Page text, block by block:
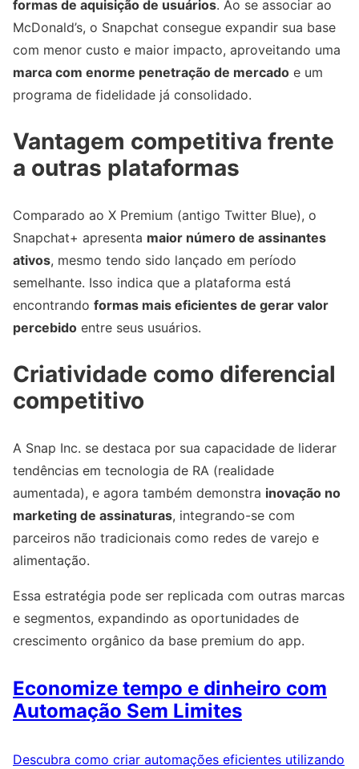
formas de aquisição de usuários. Ao se associar ao
McDonald’s, o Snapchat consegue expandir sua base
com menor custo e maior impacto, aproveitando uma
marca com enorme penetração de mercado e um
programa de fidelidade já consolidado.
Vantagem competitiva frente
a outras plataformas
Comparado ao X Premium (antigo Twitter Blue), o
Snapchat+ apresenta maior número de assinantes
ativos, mesmo tendo sido lançado em período
semelhante. Isso indica que a plataforma está
encontrando formas mais eficientes de gerar valor
percebido entre seus usuários.
Criatividade como diferencial
competitivo
A Snap Inc. se destaca por sua capacidade de liderar
tendências em tecnologia de RA (realidade
aumentada), e agora também demonstra inovação no
marketing de assinaturas, integrando-se com
parceiros não tradicionais como redes de varejo e
alimentação.
Essa estratégia pode ser replicada com outras marcas
e segmentos, expandindo as oportunidades de
crescimento orgânico da base premium do app.
Economize tempo e dinheiro com
Automação Sem Limites
Descubra como criar automações eficientes utilizando